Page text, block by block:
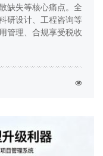
缺失等核心痛点。全
研设计、工程咨询等
管理、合规享受税收